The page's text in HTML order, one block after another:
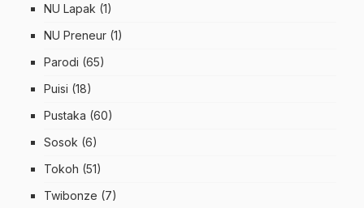
NU Lapak (1)
NU Preneur (1)
Parodi (65)
Puisi (18)
Pustaka (60)
Sosok (6)
Tokoh (51)
Twibonze (7)